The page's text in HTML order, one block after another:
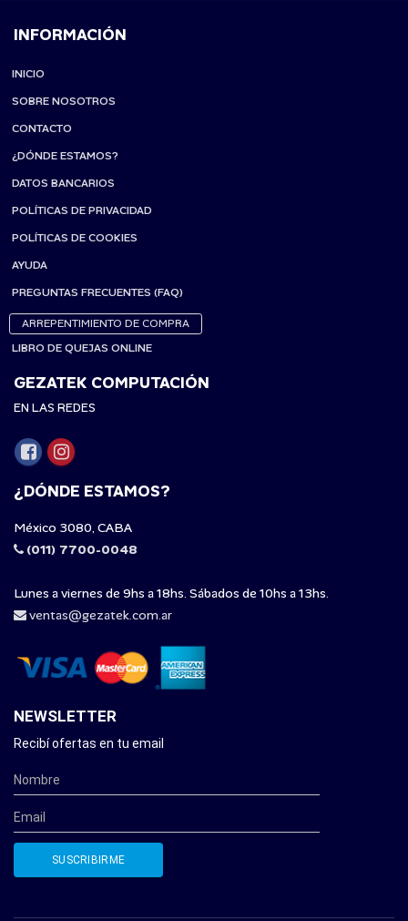
INFORMACIÓN
INICIO
SOBRE NOSOTROS
CONTACTO
¿DÓNDE ESTAMOS?
DATOS BANCARIOS
POLÍTICAS DE PRIVACIDAD
POLÍTICAS DE COOKIES
AYUDA
PREGUNTAS FRECUENTES (FAQ)
ARREPENTIMIENTO DE COMPRA
LIBRO DE QUEJAS ONLINE
GEZATEK COMPUTACIÓN
EN LAS REDES
¿DÓNDE ESTAMOS?
México 3080, CABA
(011) 7700-0048
Lunes a viernes de 9hs a 18hs. Sábados de 10hs a 13hs.
ventas@gezatek.com.ar
NEWSLETTER
Recibí ofertas en tu email